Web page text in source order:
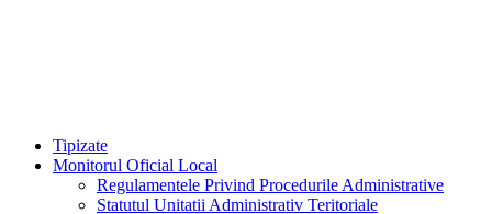
Tipizate
Monitorul Oficial Local
Regulamentele Privind Procedurile Administrative
Statutul Unitatii Administrativ Teritoriale